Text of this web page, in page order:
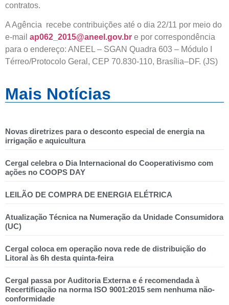
contratos.
A Agência recebe contribuições até o dia 22/11 por meio do
e-mail ap062_2015@aneel.gov.br e por correspondência
para o endereço: ANEEL – SGAN Quadra 603 – Módulo I
Térreo/Protocolo Geral, CEP 70.830-110, Brasília–DF. (JS)
Mais Notícias
Novas diretrizes para o desconto especial de energia na
irrigação e aquicultura
Cergal celebra o Dia Internacional do Cooperativismo com
ações no COOPS DAY
LEILÃO DE COMPRA DE ENERGIA ELÉTRICA
Atualização Técnica na Numeração da Unidade Consumidora
(UC)
Cergal coloca em operação nova rede de distribuição do
Litoral às 6h desta quinta-feira
Cergal passa por Auditoria Externa e é recomendada à
Recertificação na norma ISO 9001:2015 sem nenhuma não-
conformidade